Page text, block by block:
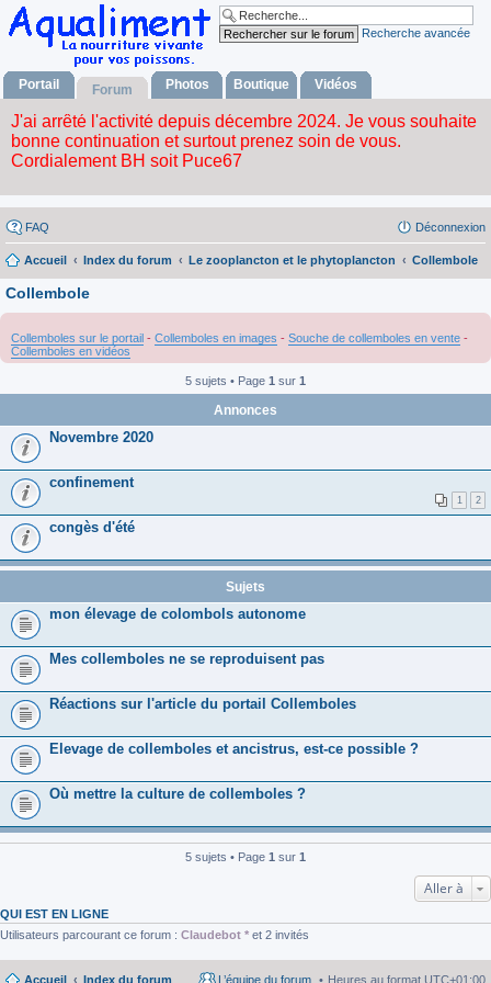
Recherche avancée
Portail Forum Photos Boutique Vidéos
FAQ Déconnexion
Accueil Index du forum Le zooplancton et le phytoplancton Collembole
Collembole
Collemboles sur le portail - Collemboles en images - Souche de collemboles en vente -
Collemboles en vidéos
5 sujets • Page 1 sur 1
Annonces
Novembre 2020
confinement
1 2
congès d'été
Sujets
mon élevage de colombols autonome
Mes collemboles ne se reproduisent pas
Réactions sur l'article du portail Collemboles
Elevage de collemboles et ancistrus, est-ce possible ?
Où mettre la culture de collemboles ?
5 sujets • Page 1 sur 1
Aller à
QUI EST EN LIGNE
Utilisateurs parcourant ce forum : Claudebot * et 2 invités
Accueil Index du forum Heures au format UTC+01:00
L’équipe du forum